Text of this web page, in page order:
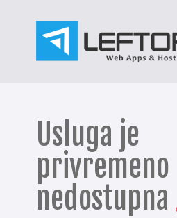
Usluga je
privremeno
nedostupna